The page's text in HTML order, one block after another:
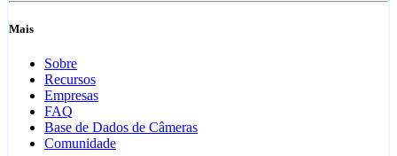
Mais
Sobre
Recursos
Empresas
FAQ
Base de Dados de Câmeras
Comunidade